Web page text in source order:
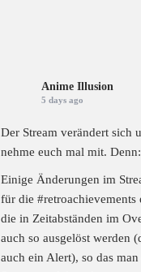
Anime Illusion
5 days ago
Der Stream verändert sich
nehme euch mal mit. Denn:
Einige Änderungen im
für die #retroachievements
die in Zeitabständen im
auch so ausgelöst werden
auch ein Alert), so das